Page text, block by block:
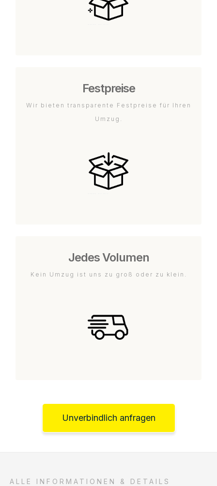
Festpreise
Wir bieten transparente Festpreise für Ihren
Umzug.
Jedes Volumen
Kein Umzug ist uns zu groß oder zu klein.
Unverbindlich anfragen
ALLE INFORMATIONEN & DETAILS